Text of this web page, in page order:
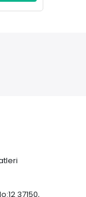
37150,